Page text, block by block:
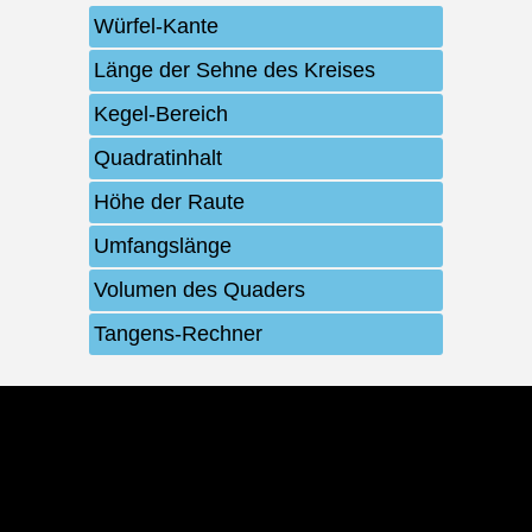
Würfel-Kante
Länge der Sehne des Kreises
Kegel-Bereich
Quadratinhalt
Höhe der Raute
Umfangslänge
Volumen des Quaders
Tangens-Rechner